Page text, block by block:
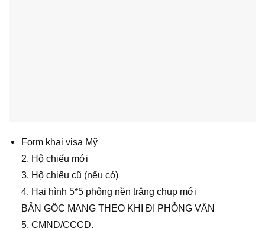
Form khai visa Mỹ
2. Hộ chiếu mới
3. Hộ chiếu cũ (nếu có)
4. Hai hình 5*5 phông nền trắng chụp mới
BẢN GỐC MANG THEO KHI ĐI PHỎNG VẤN
5. CMND/CCCD.